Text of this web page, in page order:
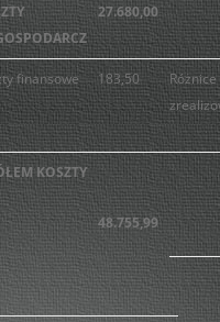
27.680,00
finansowe 183,50
KOSZTY
48.755,99